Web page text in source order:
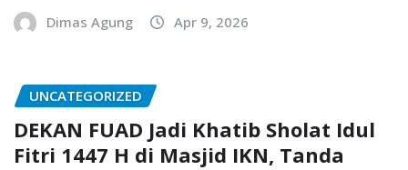
Dimas Agung Apr 9, 2026
UNCATEGORIZED
DEKAN FUAD Jadi Khatib Sholat Idul
Fitri 1447 H di Masjid IKN, Tanda